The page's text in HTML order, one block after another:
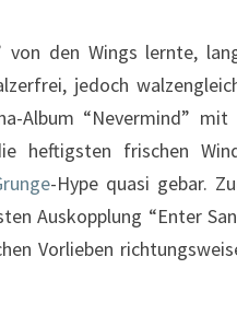
den Wings lernte,
jedoch
Album “Nevermind”
heftigsten frischen
-Hype quasi gebar.
Auskopplung “Enter
Vorlieben